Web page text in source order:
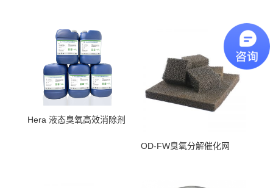
Hera 液态臭氧高效消除剂
OD-FW臭氧分解催化网